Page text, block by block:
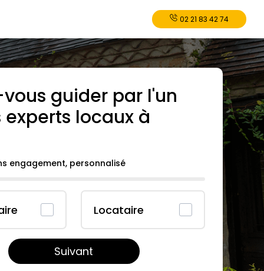
02 21 83 42 74
guider par l'un
experts locaux à
engagement, personnalisé
Locataire
Suivant